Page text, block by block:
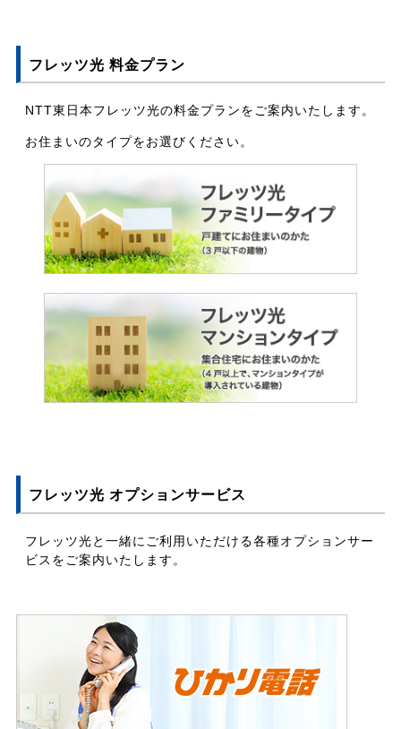
フレッツ光 料金プラン
NTT東日本フレッツ光の料金プランをご案内いたします。
お住まいのタイプをお選びください。
フレッツ光 オプションサービス
フレッツ光と一緒にご利用いただける各種オプションサー
ビスをご案内いたします。